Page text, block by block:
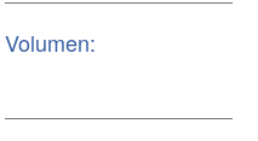
Volumen: